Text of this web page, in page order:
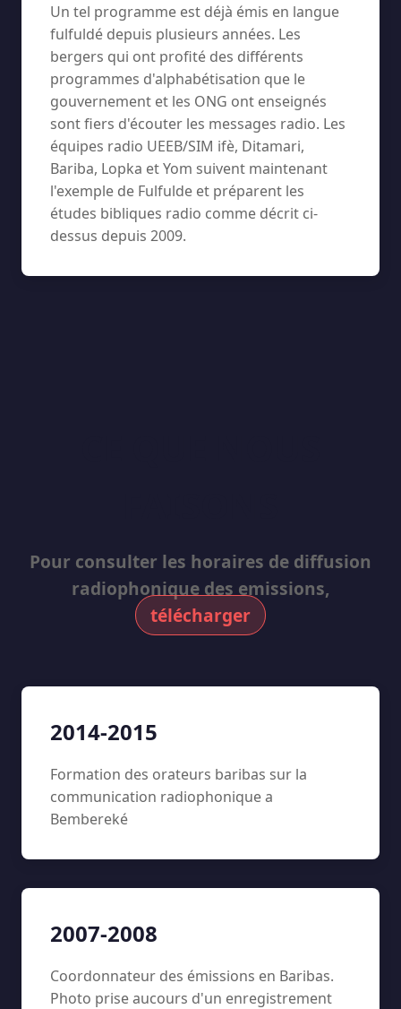
Un tel programme est déjà émis en langue
fulfuldé depuis plusieurs années. Les
bergers qui ont profité des différents
programmes d'alphabétisation que le
gouvernement et les ONG ont enseignés
sont fiers d'écouter les messages radio. Les
équipes radio UEEB/SIM ifè, Ditamari,
Bariba, Lopka et Yom suivent maintenant
l'exemple de Fulfulde et préparent les
études bibliques radio comme décrit ci-
dessus depuis 2009.
Pour consulter les horaires de diffusion
radiophonique des emissions,
télécharger
2014-2015
Formation des orateurs baribas sur la
communication radiophonique a
Bembereké
2007-2008
Coordonnateur des émissions en Baribas.
Photo prise aucours d'un enregistrement